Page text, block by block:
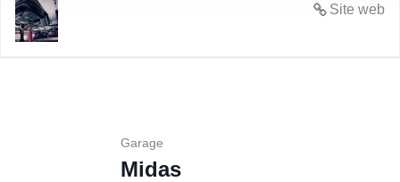
Site web
Garage
Midas